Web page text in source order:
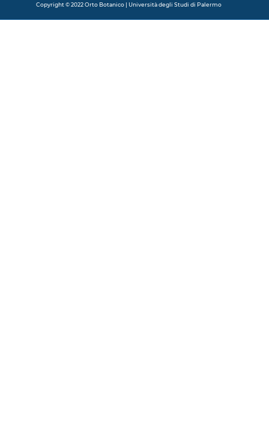
Copyright © 2022Orto Botanico | Università degli Studi di Palermo